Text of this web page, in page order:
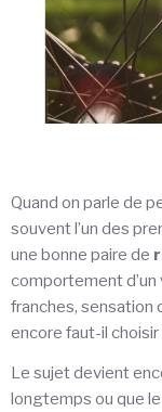
Quand on parle de
souvent l’un des
une bonne paire de
comportement d’un
franches, sensation
encore faut-il
Le sujet devient
longtemps ou que